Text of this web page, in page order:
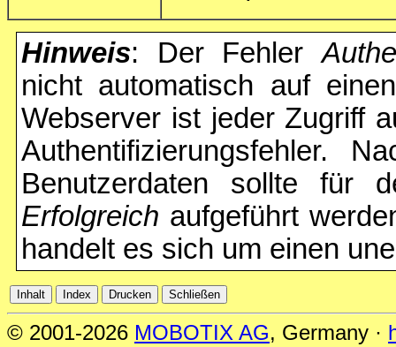
Hinweis: Der Fehler
nicht automatisch auf
Webserver ist jeder Zugriff
Authentifizierungsfehler.
Benutzerdaten sollte für
Erfolgreich aufgeführt
handelt es sich um einen
© 2001-2026 MOBOTIX AG, Germany ·